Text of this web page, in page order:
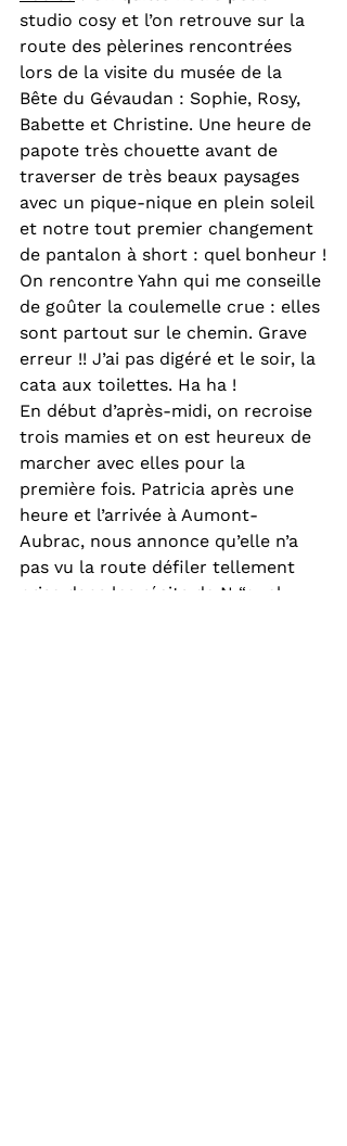
studio cosy et l’on retrouve sur la
route des pèlerines rencontrées
lors de la visite du musée de la
Bête du Gévaudan : Sophie, Rosy,
Babette et Christine. Une heure de
papote très chouette avant de
traverser de très beaux paysages
avec un pique-nique en plein soleil
et notre tout premier changement
de pantalon à short : quel bonheur !
On rencontre Yahn qui me conseille
de goûter la coulemelle crue : elles
sont partout sur le chemin. Grave
erreur !! J’ai pas digéré et le soir, la
cata aux toilettes. Ha ha !
En début d’après-midi, on recroise
trois mamies et on est heureux de
marcher avec elles pour la
première fois. Patricia après une
heure et l’arrivée à Aumont-
Aubrac, nous annonce qu’elle n’a
pas vu la route défiler tellement
prise dans les récits de N “quel